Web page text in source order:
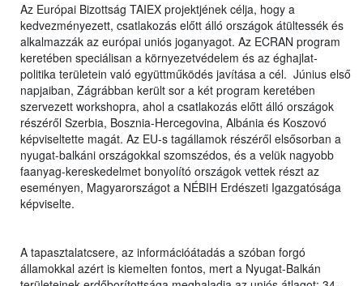
Az Európai Bizottság TAIEX projektjének célja, hogy a
kedvezményezett, csatlakozás előtt álló országok átültessék és
alkalmazzák az európai uniós joganyagot. Az ECRAN program
keretében speciálisan a környezetvédelem és az éghajlat-
politika területein való együttműködés javítása a cél. Június első
napjaiban, Zágrábban került sor a két program keretében
szervezett workshopra, ahol a csatlakozás előtt álló országok
részéről Szerbia, Bosznia-Hercegovina, Albánia és Koszovó
képviseltette magát. Az EU-s tagállamok részéről elsősorban a
nyugat-balkáni országokkal szomszédos, és a velük nagyobb
faanyag-kereskedelmet bonyolító országok vettek részt az
eseményen, Magyarországot a NÉBIH Erdészeti Igazgatósága
képviselte.
A tapasztalatcsere, az információátadás a szóban forgó
államokkal azért is kiemelten fontos, mert a Nyugat-Balkán